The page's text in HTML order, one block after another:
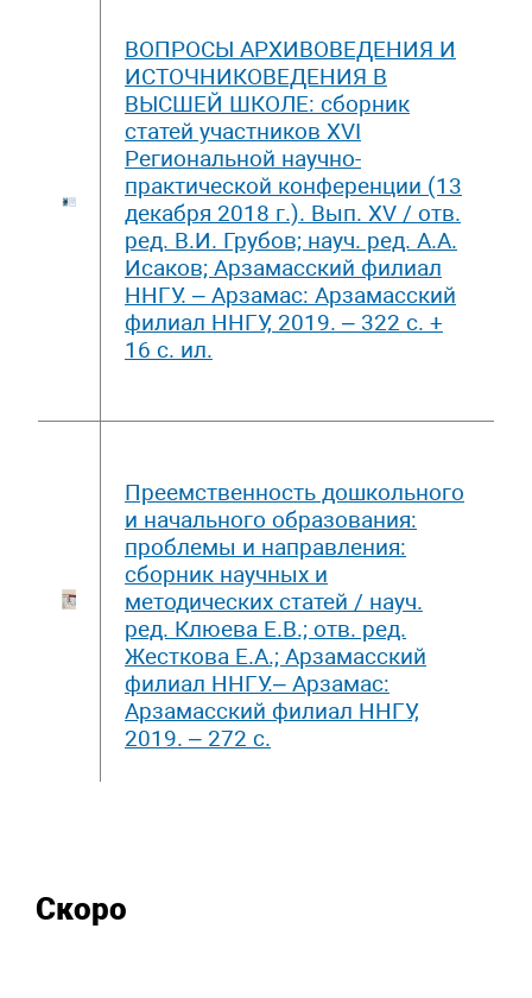
ВОПРОСЫ АРХИВОВЕДЕНИЯ И
ИСТОЧНИКОВЕДЕНИЯ В
ВЫСШЕЙ ШКОЛЕ: сборник
статей участников XVI
Региональной научно-
практической конференции (13
декабря 2018 г.). Вып. ХV / отв.
ред. В.И. Грубов; науч. ред. А.А.
Исаков; Арзамасский филиал
ННГУ. – Арзамас: Арзамасский
филиал ННГУ, 2019. – 322 c. +
16 с. ил.
Преемственность дошкольного
и начального образования:
проблемы и направления:
сборник научных и
методических статей / науч.
ред. Клюева Е.В.; отв. ред.
Жесткова Е.А.; Арзамасский
филиал ННГУ.– Арзамас:
Арзамасский филиал ННГУ,
2019. – 272 с.
Скоро